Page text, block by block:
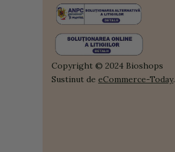
Copyright © 2024 Bioshops
Sustinut de eCommerce-Today.